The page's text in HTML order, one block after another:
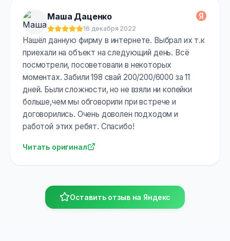
Маша Даценко
Оценка:5из 516 декабря 2022
Нашёл данную фирму в интернете. Выбрал их т.к
приехали на объект на следующий день. Всё
посмотрели, посоветовали в некоторых
моментах. Забили 198 свай 200/200/6000 за 11
дней. Были сложности, но не взяли ни копейки
больше,чем мы обговорили при встрече и
договорились. Очень доволен подходом и
работой этих ребят. Спасибо!
Читать оригинал
Оставить отзыв на Яндекс